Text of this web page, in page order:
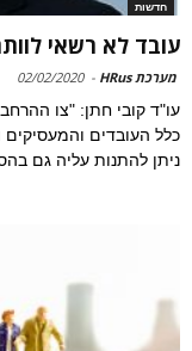
חדשות
עובד לא רשאי
מערכת HRus -
02/02/2020
עו"ד קובי חתן: "צו
כלל העובדים והמעסיקים
ניתן להתנות עליה גם